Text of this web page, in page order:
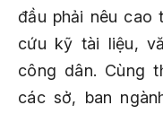
đầu phải nêu cao
cứu kỹ tài liệu,
công dân. Cùng
các sở, ban